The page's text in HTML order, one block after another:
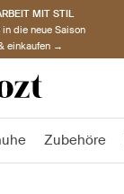
MIT STIL
die neue Saison
einkaufen →
Zubehöre